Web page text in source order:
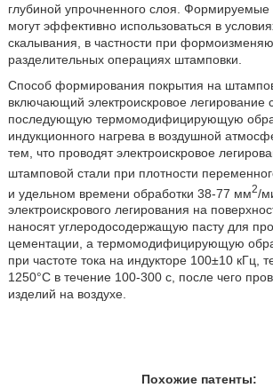
глубиной упрочненного слоя.
могут эффективно использоваться в
скалывания, в частности при
разделительных операциях штамповки.
Способ формирования покрытия на
включающий электроискровое легирование
последующую термомодифицирующую
индукционного нагрева в воздушной
тем, что проводят электроискровое
штамповой стали при плотности
и удельном времени обработки 38-77 мм2/
электроискрового легирования на
наносят углеродосодержащую пасту для
цементации, а термомодифицирующую
при частоте тока на индукторе 100±10 кГц,
1250°С в течение 100-300 с, после чего
изделий на воздухе.
Похожие патенты: